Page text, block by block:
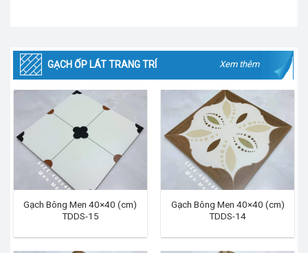
GẠCH ỐP LÁT TRANG TRÍ Xem thêm
Gạch Bông Men 40×40 (cm)
TDDS-15
Gạch Bông Men 40×40 (cm)
TDDS-14